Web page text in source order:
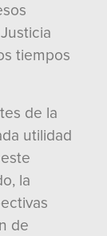
tiempos
de la
utilidad
la
de